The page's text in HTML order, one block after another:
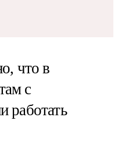
что в
с
работать